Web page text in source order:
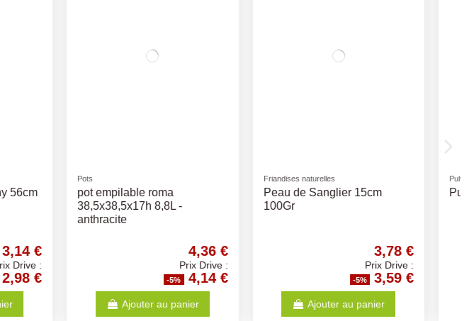
15cm
3,78 €
Prix Drive :
-5% 3,59 €
panier
Pulverisateur Pression 2L
3,14 €
Prix Drive :
-5% 2,98 €
Ajouter au panier
Pots
soucoupe pot empilable roma
39x3,5h - anthracite
2,87 €
Prix Drive :
-5% 2,73 €
Ajouter au panier